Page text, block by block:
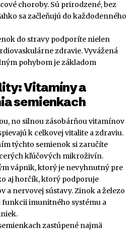
choroby. Sú prirodzené, bez
sa začleňujú do každodenného
do stravy podporíte nielen
zdravie. Vyvážená
pohybom je základom
Vitamíny a
semienkach
no silnou zásobárňou vitamínov
k celkovej vitalite a zdraviu.
týchto semienok si zaručíte
kľúčových mikroživín.
vápnik, ktorý je nevyhnutný pre
aj horčík, ktorý podporuje
a nervovej sústavy. Zinok a železo
funkcii imunitného systému a
zastúpené najmä